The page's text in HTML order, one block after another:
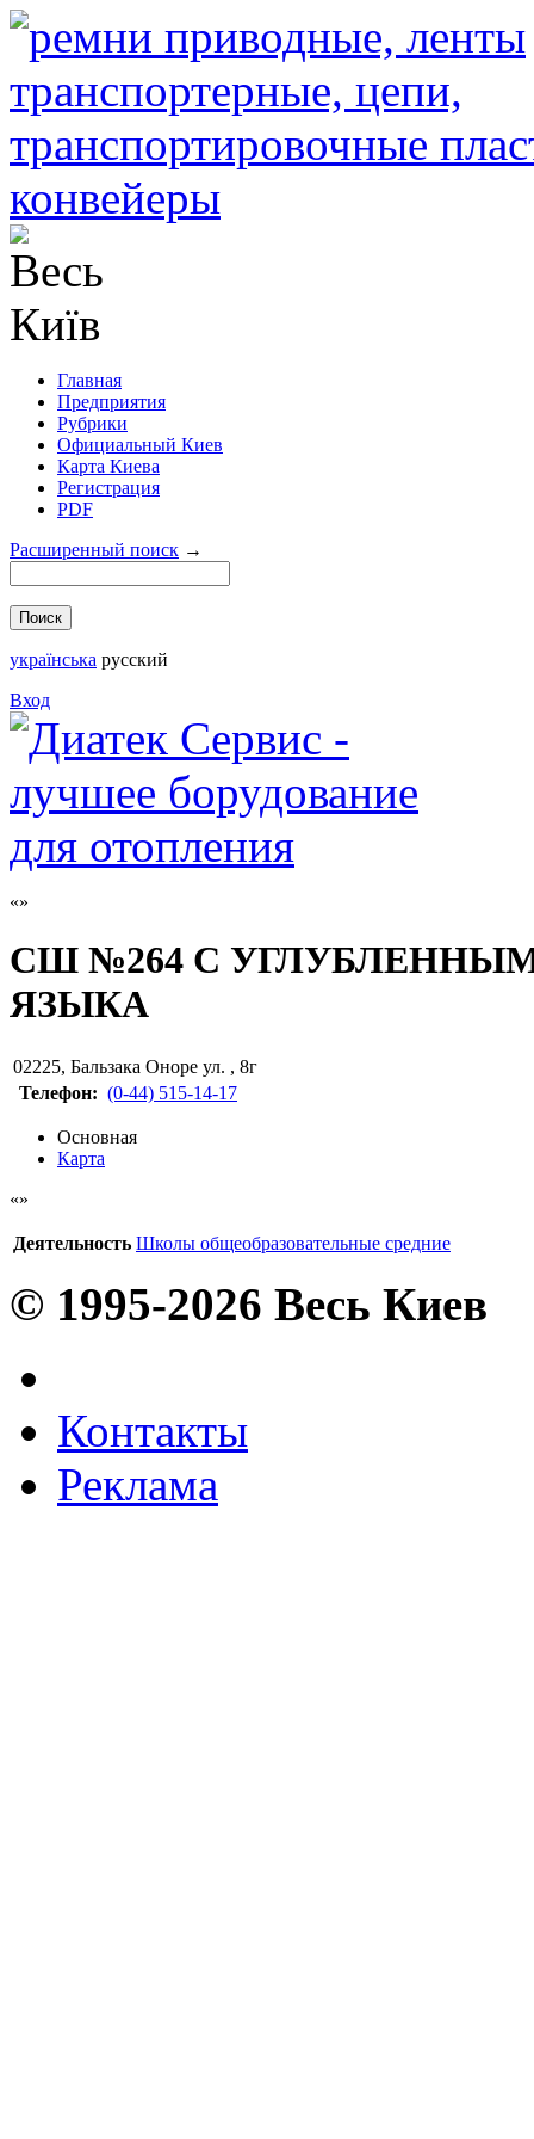
Главная
Предприятия
Рубрики
Официальный Киев
Карта Киева
Регистрация
PDF
Расширенный поиск →
українська русский
Вход
СШ №264 С
ЯЗЫКА
02225, Бальзака Оноре ул. , 8г
Телефон: (0-44) 515-14-17
Основная
Карта
Деятельность Школы общеобразовательные средние
© 1995-2026 Весь Киев
Контакты
Реклама